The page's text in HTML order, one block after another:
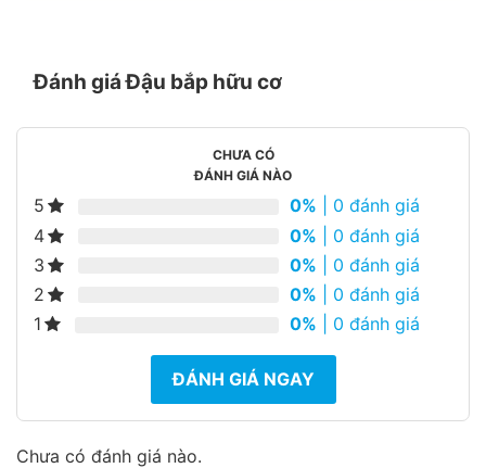
Đánh giá Đậu bắp hữu cơ
CHƯA CÓ
ĐÁNH GIÁ NÀO
5 0% | 0 đánh giá
4
0% | 0 đánh giá
3
0% | 0 đánh giá
2
0% | 0 đánh giá
1
0% | 0 đánh giá
ĐÁNH GIÁ NGAY
Chưa có đánh giá nào.